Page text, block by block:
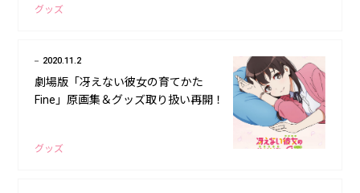
グッズ
2020.11.2
劇場版「冴えない彼女の育てかた
Fine」原画集＆グッズ取り扱い再開！
グッズ